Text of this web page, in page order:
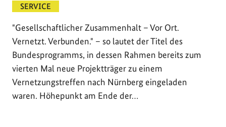
SERVICE
"Gesellschaftlicher Zusammenhalt – Vor Ort.
Vernetzt. Verbunden." – so lautet der Titel des
Bundesprogramms, in dessen Rahmen bereits zum
vierten Mal neue Projektträger zu einem
Vernetzungstreffen nach Nürnberg eingeladen
waren. Höhepunkt am Ende der…